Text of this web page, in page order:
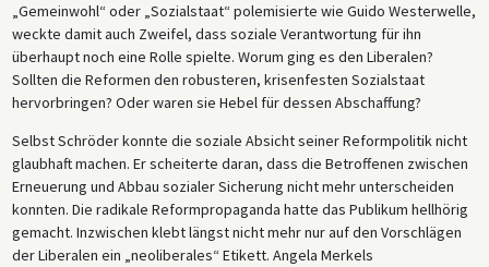
„Gemeinwohl“ oder „Sozialstaat“ polemisierte wie Guido Westerwelle,
weckte damit auch Zweifel, dass soziale Verantwortung für ihn
überhaupt noch eine Rolle spielte. Worum ging es den Liberalen?
Sollten die Reformen den robusteren, krisenfesten Sozialstaat
hervorbringen? Oder waren sie Hebel für dessen Abschaffung?
Selbst Schröder konnte die soziale Absicht seiner Reformpolitik nicht
glaubhaft machen. Er scheiterte daran, dass die Betroffenen zwischen
Erneuerung und Abbau sozialer Sicherung nicht mehr unterscheiden
konnten. Die radikale Reformpropaganda hatte das Publikum hellhörig
gemacht. Inzwischen klebt längst nicht mehr nur auf den Vorschlägen
der Liberalen ein „neoliberales“ Etikett. Angela Merkels